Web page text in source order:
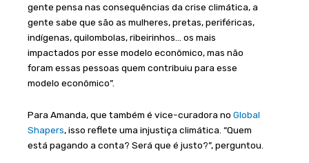
gente pensa nas consequências da crise climática, a
gente sabe que são as mulheres, pretas, periféricas,
indígenas, quilombolas, ribeirinhos… os mais
impactados por esse modelo econômico, mas não
foram essas pessoas quem contribuiu para esse
modelo econômico”.
Para Amanda, que também é vice-curadora no Global
Shapers, isso reflete uma injustiça climática. “Quem
está pagando a conta? Será que é justo?”, perguntou.